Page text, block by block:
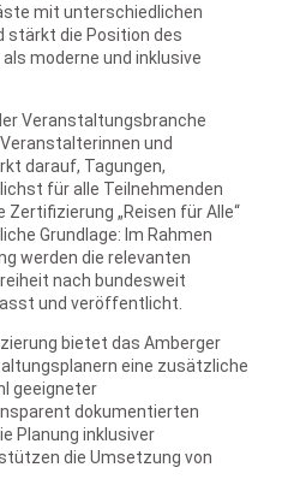
mit unterschiedlichen
stärkt die Position des
moderne und inklusive
Veranstaltungsbranche
und
darauf, Tagungen,
für alle Teilnehmenden
„Reisen für Alle“
Grundlage: Im Rahmen
werden die relevanten
nach bundesweit
und veröffentlicht.
bietet das Amberger
eine zusätzliche
geeigneter
dokumentierten
Planung inklusiver
die Umsetzung von